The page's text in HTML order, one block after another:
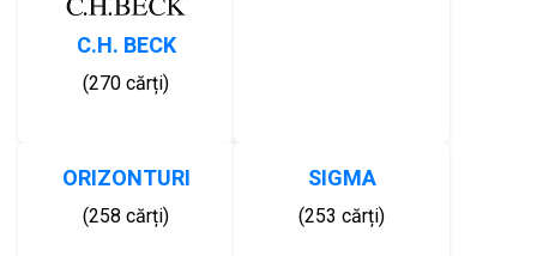
C.H. BECK
(270 cărți)
ORIZONTURI
(258 cărți)
SIGMA
(253 cărți)